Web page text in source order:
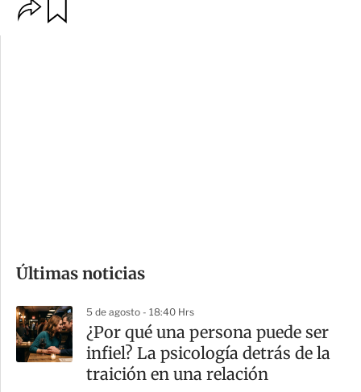
m
a
r
t
Últimas noticias
5 de agosto - 18:40 Hrs
¿Por qué una persona puede ser
infiel? La psicología detrás de la
traición en una relación